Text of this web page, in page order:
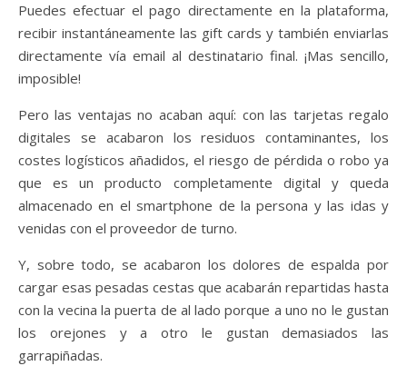
Puedes efectuar el pago directamente en la plataforma,
recibir instantáneamente las gift cards y también enviarlas
directamente vía email al destinatario final. ¡Mas sencillo,
imposible!
Pero las ventajas no acaban aquí: con las tarjetas regalo
digitales se acabaron los residuos contaminantes, los
costes logísticos añadidos, el riesgo de pérdida o robo ya
que es un producto completamente digital y queda
almacenado en el smartphone de la persona y las idas y
venidas con el proveedor de turno.
Y, sobre todo, se acabaron los dolores de espalda por
cargar esas pesadas cestas que acabarán repartidas hasta
con la vecina la puerta de al lado porque a uno no le gustan
los orejones y a otro le gustan demasiados las
garrapiñadas.